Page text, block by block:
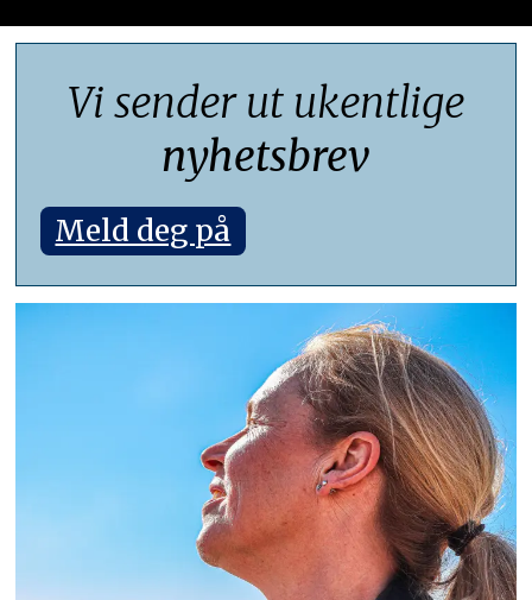
Vi sender ut ukentlige
nyhetsbrev
Meld deg på